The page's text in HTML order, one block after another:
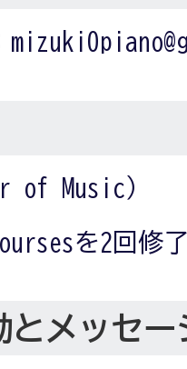
of Music）
を2回修
とメッセー